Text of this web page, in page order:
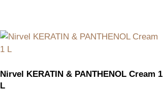
Nirvel KERATIN & PANTHENOL Cream 1
L